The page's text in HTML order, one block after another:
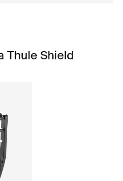
Thule Shield